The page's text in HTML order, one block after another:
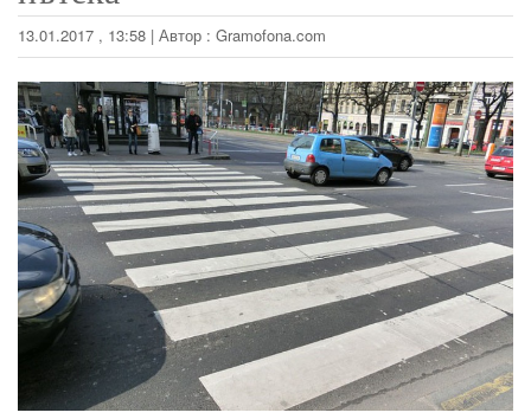
13.01.2017 , 13:58 | Автор : Gramofona.com